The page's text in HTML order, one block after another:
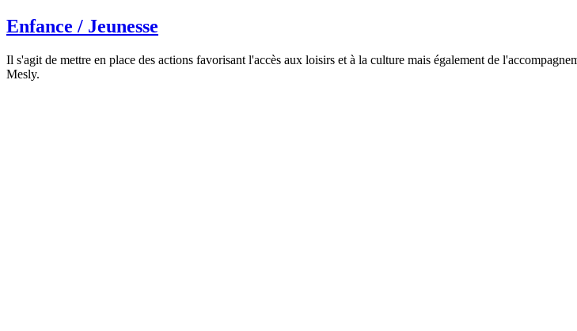
Enfance / Jeunesse
Il s'agit de mettre en place des actions favorisant l'accès aux loisirs et à la culture mais également de
Mesly.